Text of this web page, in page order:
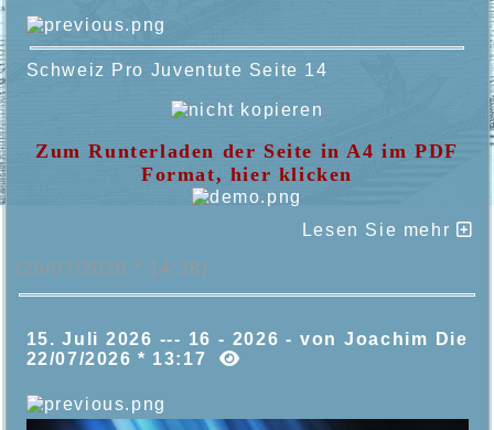
Schweiz Pro Juventute Seite 14
Zum Runterladen der Seite in A4 im PDF
Format, hier klicken
Lesen Sie mehr
(29/07/2026 * 14:38)
15. Juli 2026 --- 16 - 2026 - von Joachim Die
22/07/2026 * 13:17